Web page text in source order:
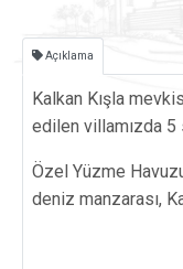
Açıklama
Kalkan Kışla
edilen villamızda 5
Özel Yüzme
deniz manzarası,